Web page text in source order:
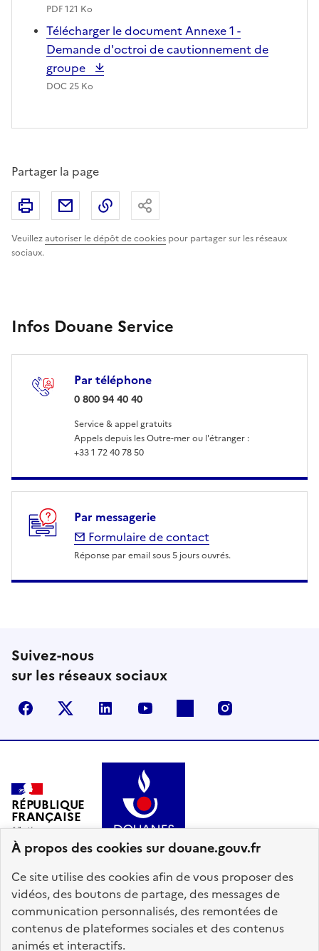
À propos des cookies sur douane.gouv.fr
Ce site utilise des cookies afin de vous proposer des
vidéos, des boutons de partage, des messages de
communication personnalisés, des remontées de
contenus de plateformes sociales et des contenus
animés et interactifs.
PDF 121 Ko
Télécharger le document Annexe 1 -
Demande d'octroi de cautionnement de
groupe
DOC 25 Ko
Partager la page
Veuillezautoriser le dépôt de cookies pour partager sur les réseaux
sociaux.
Imprimer Partager par email
Copier le lien
Infos Douane Service
Par téléphone
: 0 800 94 40 40
0 800 94 40 40
Service & appel gratuits
Appels depuis les Outre-mer ou l'étranger :
+33 1 72 40 78 50
Par messagerie
Formulaire de contact
Réponse par email sous 5 jours ouvrés.
Suivez-nous
sur les réseaux sociaux
FacebookX (anciennement Twitter)
LinkedIn Flickr
RÉPUBLIQUE
FRANÇAISE
info.gouv.fr
service-public.gouv.fr
legifrance.gouv.fr